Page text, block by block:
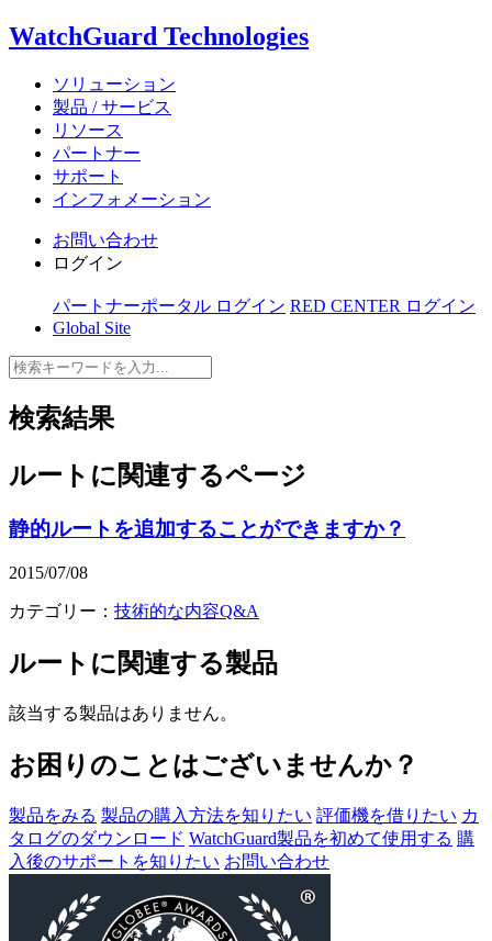
WatchGuard Technologies
ソリューション
製品 / サービス
リソース
パートナー
サポート
インフォメーション
お問い合わせ
ログイン
パートナーポータル ログイン RED CENTER ログイン
Global Site
検索結果
ルート に関連するページ
静的ルートを追加することができますか？
2015/07/08
カテゴリー： 技術的な内容Q&A
ルート に関連する製品
該当する製品はありません。
お困りのことはございませんか？
製品をみる 製品の購入方法を知りたい 評価機を借りたい カ
タログのダウンロード WatchGuard製品を初めて使用する 購
入後のサポートを知りたい お問い合わせ